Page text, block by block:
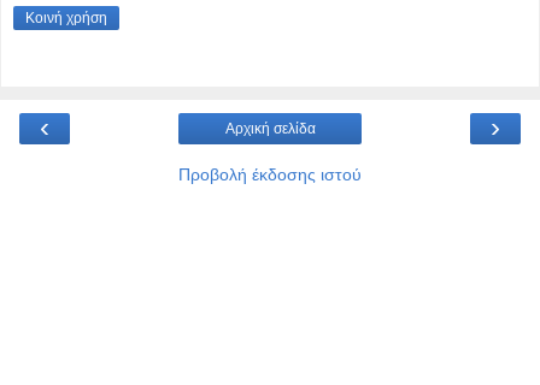
Κοινή χρήση
‹ ›
Αρχική σελίδα
Προβολή έκδοσης ιστού